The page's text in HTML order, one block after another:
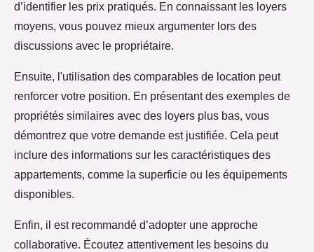
d’identifier les prix pratiqués. En connaissant les loyers
moyens, vous pouvez mieux argumenter lors des
discussions avec le propriétaire.
Ensuite, l'utilisation des comparables de location peut
renforcer votre position. En présentant des exemples de
propriétés similaires avec des loyers plus bas, vous
démontrez que votre demande est justifiée. Cela peut
inclure des informations sur les caractéristiques des
appartements, comme la superficie ou les équipements
disponibles.
Enfin, il est recommandé d’adopter une approche
collaborative. Écoutez attentivement les besoins du